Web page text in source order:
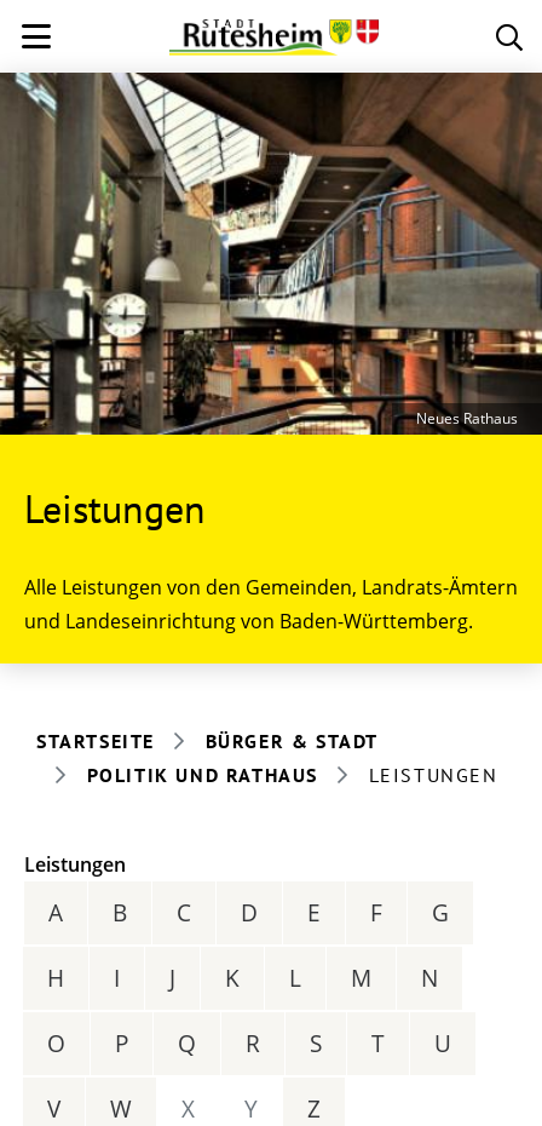
Leistungen
Alle Leistungen von den Gemeinden, Landrats-Ämtern
und Landeseinrichtung von Baden-Württemberg.
Neues Rathaus
STARTSEITE
BÜRGER & STADT
POLITIK UND RATHAUS
LEISTUNGEN
Leistungen
A B C D E F G
H I J K L M N
O P Q R S T U
V W X Y Z